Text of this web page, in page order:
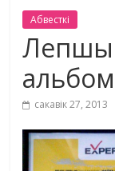
Абвесткі
Лепшы
сакавік 27, 2013